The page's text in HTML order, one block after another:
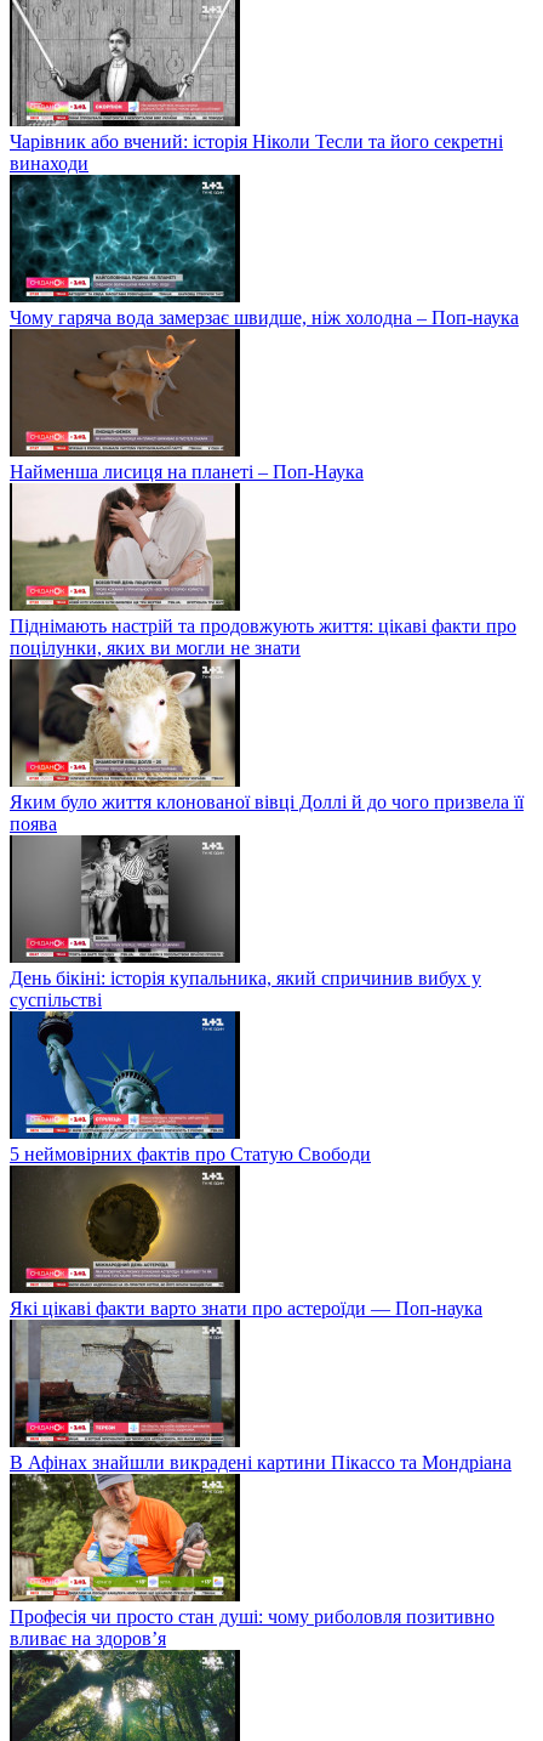
Чарівник або вчений: історія Ніколи Тесли та його секретні
винаходи
Чому гаряча вода замерзає швидше, ніж холодна – Поп-наука
Найменша лисиця на планеті – Поп-Наука
Піднімають настрій та продовжують життя: цікаві факти про
поцілунки, яких ви могли не знати
Яким було життя клонованої вівці Доллі й до чого призвела її
поява
День бікіні: історія купальника, який спричинив вибух у
суспільстві
5 неймовірних фактів про Статую Свободи
Які цікаві факти варто знати про астероїди — Поп-наука
В Афінах знайшли викрадені картини Пікассо та Мондріана
Професія чи просто стан душі: чому риболовля позитивно
вливає на здоров’я